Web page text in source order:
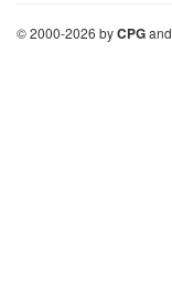
©2000-2026 byCPGand